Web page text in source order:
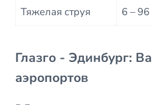
Тяжелая струя 6 – 96
Глазго - Эдинбург:
аэропортов